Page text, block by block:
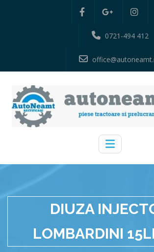
0721-494 412
DIUZA
LOMBARDINI